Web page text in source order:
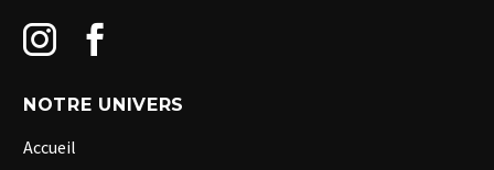
NOTRE UNIVERS
Accueil